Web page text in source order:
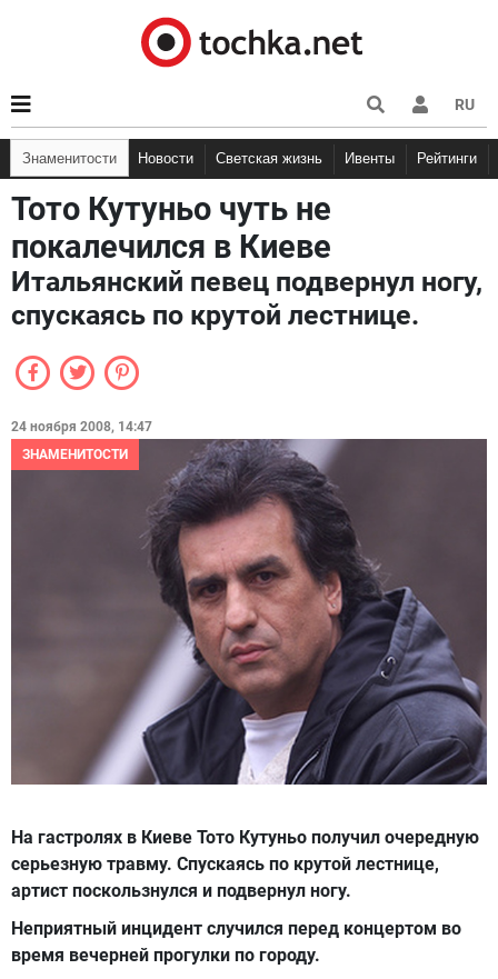
RU
Знаменитости Новости Светская жизнь Ивенты Рейтинги
Тото Кутуньо чуть не
покалечился в Киеве
Итальянский певец подвернул ногу,
спускаясь по крутой лестнице.
24 ноября 2008, 14:47
ЗНАМЕНИТОСТИ
На гастролях в Киеве Тото Кутуньо получил очередную
серьезную травму. Спускаясь по крутой лестнице,
артист поскользнулся и подвернул ногу.
Неприятный инцидент случился перед концертом во
время вечерней прогулки по городу.